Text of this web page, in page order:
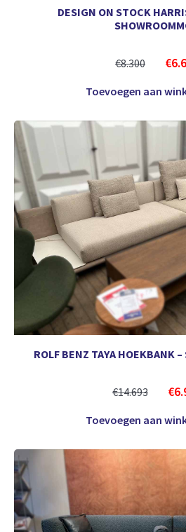
DESIGN ON STOCK
€8.300 €
Toevoegen aan
ROLF BENZ TAYA HOEKBANK
€14.693 €
Toevoegen aan